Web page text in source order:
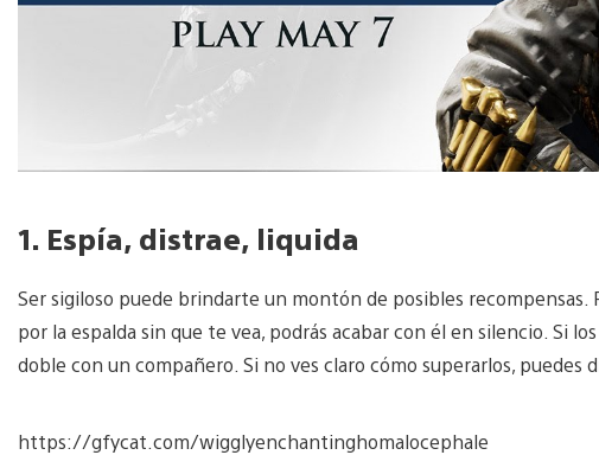
1. Espía, distrae, liquida
Ser sigiloso puede brindarte un montón de posibles recompensas.
por la espalda sin que te vea, podrás acabar con él en silencio. Si
doble con un compañero. Si no ves claro cómo superarlos, puedes
https://gfycat.com/wigglyenchantinghomalocephale